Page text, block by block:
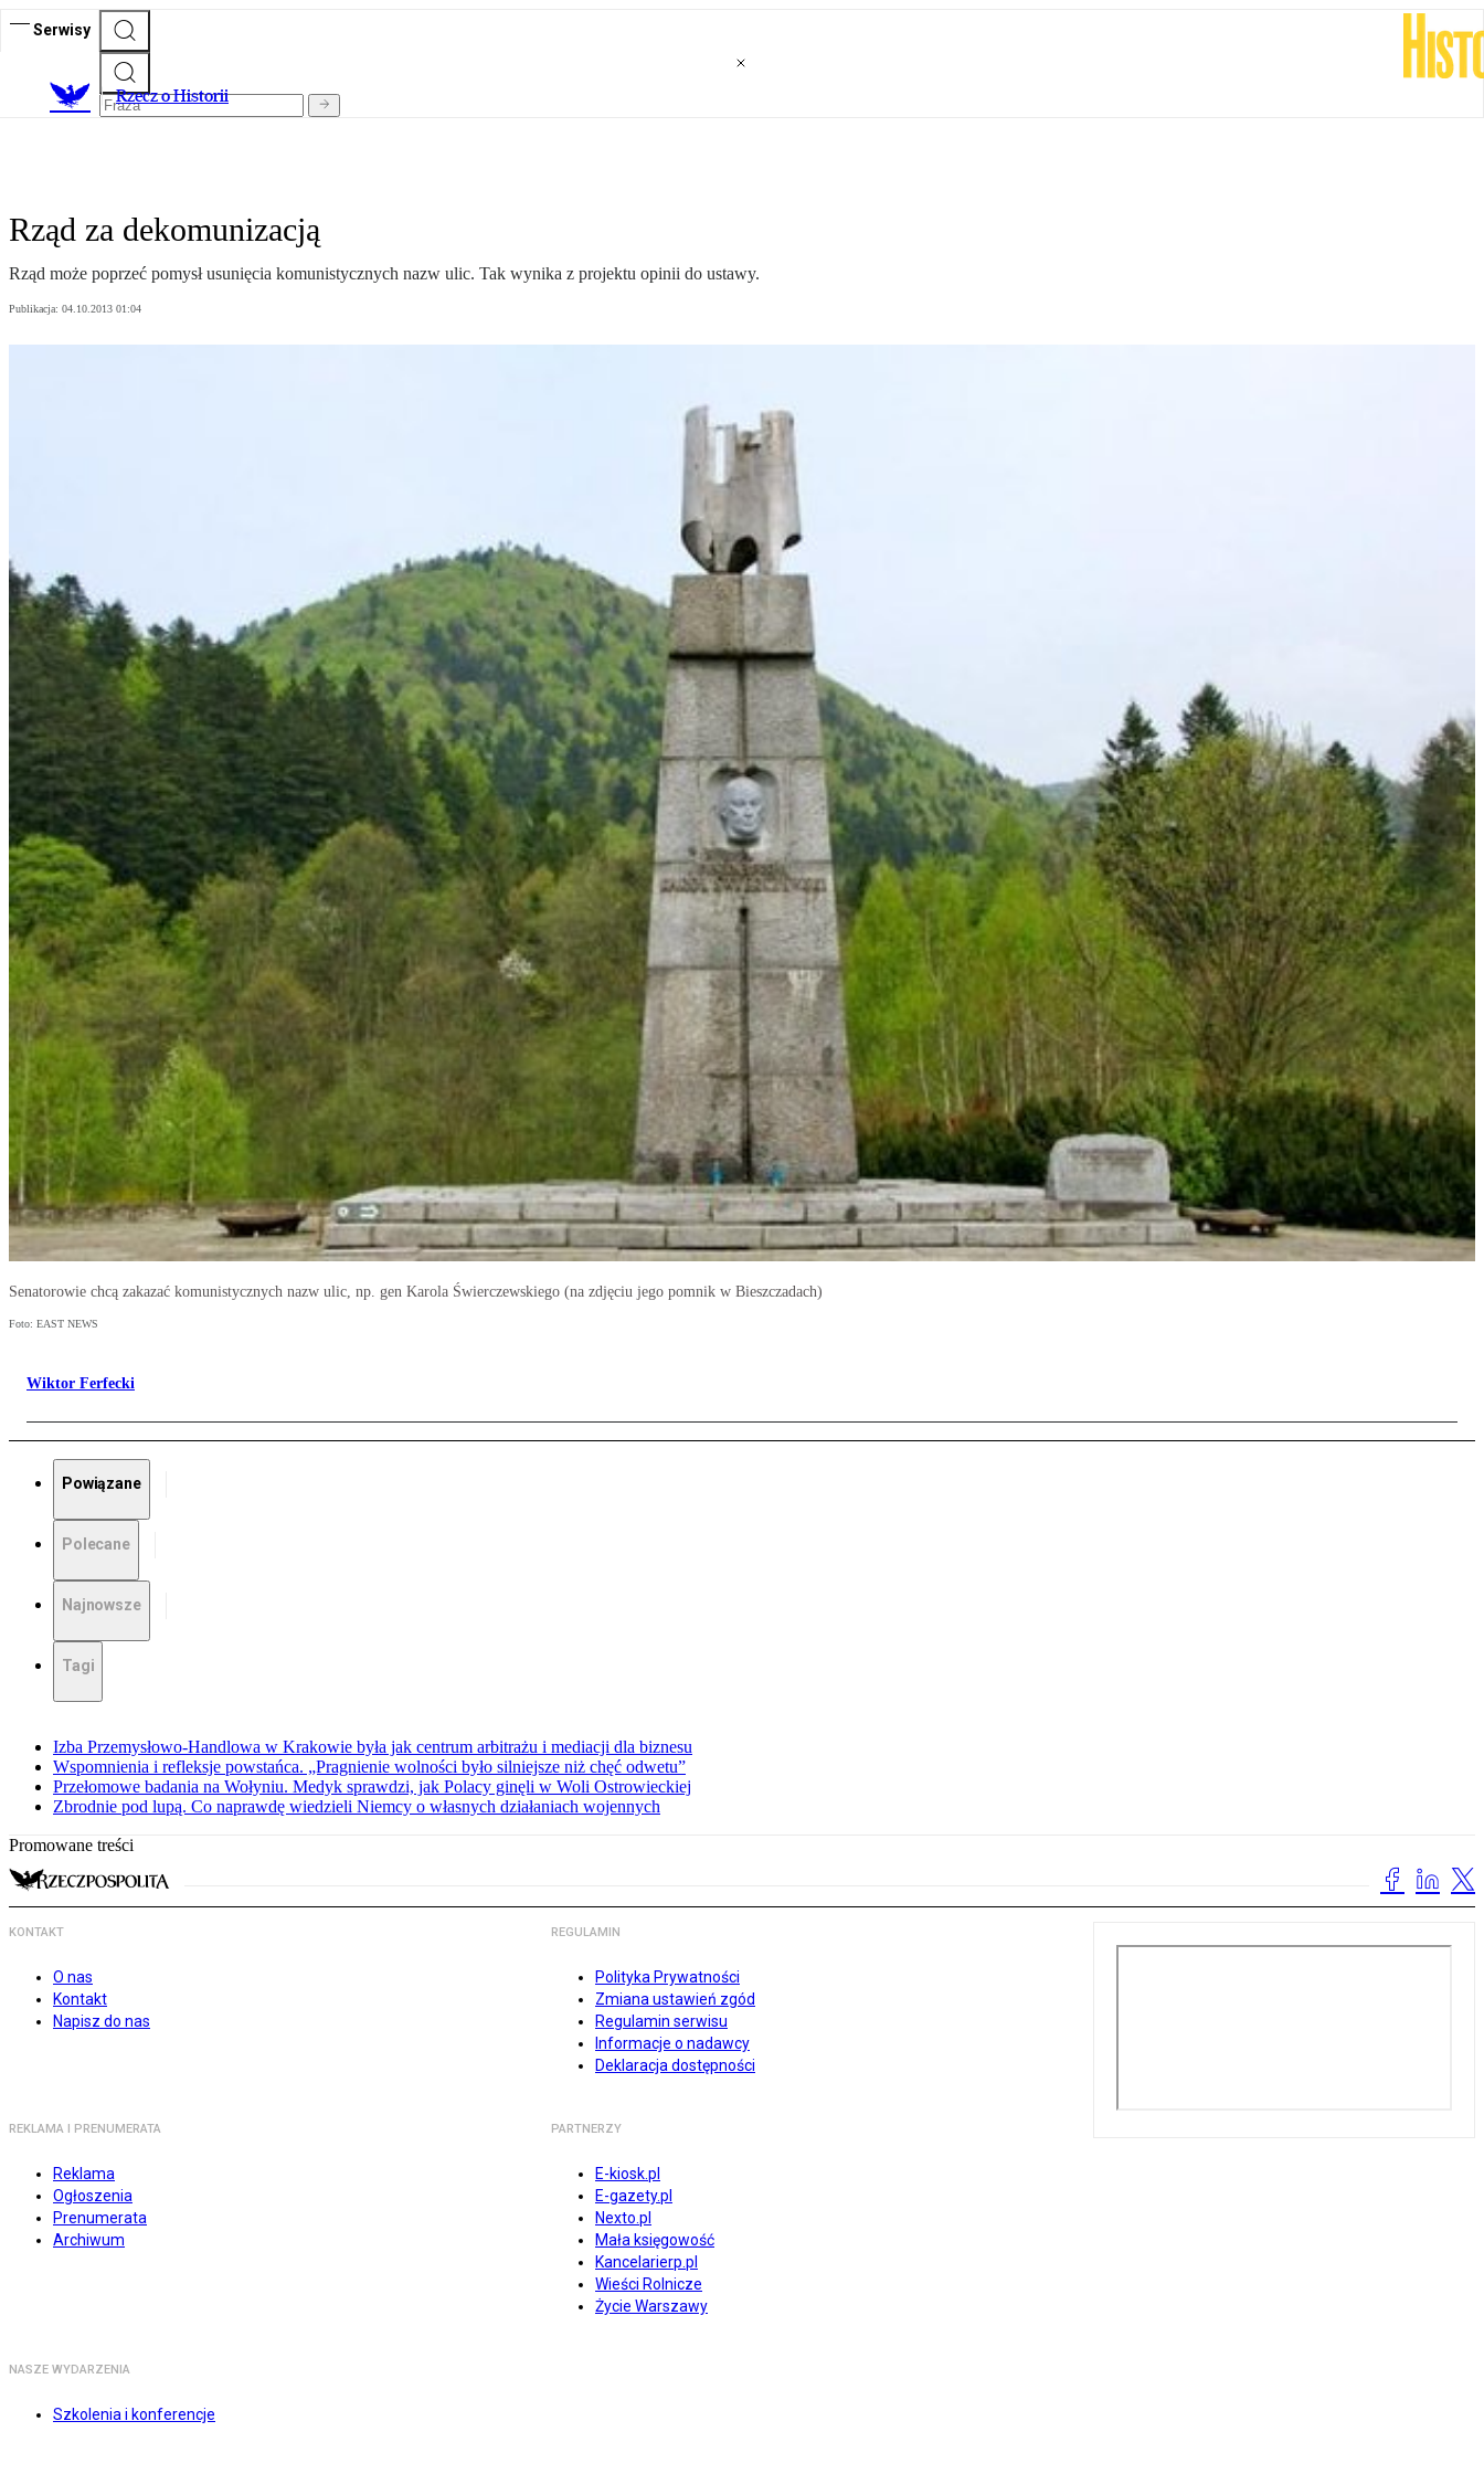
Serwisy
Rzecz o Historii
Rząd za dekomunizacją
Rząd może poprzeć pomysł usunięcia komunistycznych nazw ulic. Tak wynika z projektu opinii do ustawy.
Publikacja: 04.10.2013 01:04
Senatorowie chcą zakazać komunistycznych nazw ulic, np. gen Karola Świerczewskiego (na zdjęciu jego pomnik w Bieszczadach)
Foto: EAST NEWS
Wiktor Ferfecki
Powiązane
Polecane
Najnowsze
Tagi
Izba Przemysłowo-Handlowa w Krakowie była jak centrum arbitrażu i mediacji dla biznesu
Wspomnienia i refleksje powstańca. „Pragnienie wolności było silniejsze niż chęć odwetu”
Przełomowe badania na Wołyniu. Medyk sprawdzi, jak Polacy ginęli w Woli Ostrowieckiej
Zbrodnie pod lupą. Co naprawdę wiedzieli Niemcy o własnych działaniach wojennych
Promowane treści
KONTAKT
O nas
Kontakt
Napisz do nas
REGULAMIN
Polityka Prywatności
Zmiana ustawień zgód
Regulamin serwisu
Informacje o nadawcy
Deklaracja dostępności
REKLAMA I PRENUMERATA
Reklama
Ogłoszenia
Prenumerata
Archiwum
PARTNERZY
E-kiosk.pl
E-gazety.pl
Nexto.pl
Mała księgowość
Kancelarierp.pl
Wieści Rolnicze
Życie Warszawy
NASZE WYDARZENIA
Szkolenia i konferencje